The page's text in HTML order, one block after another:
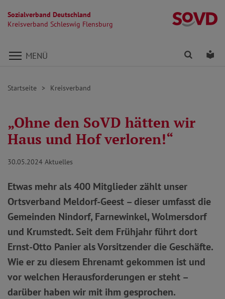
Sozialverband Deutschland
Kreisverband Schleswig Flensburg
Direkt zu den Inhalten springen
MENÜ Finden
Startseite Kreisverband
„Ohne den SoVD hätten wir
Haus und Hof verloren!“
30.05.2024 Aktuelles
Etwas mehr als 400 Mitglieder zählt unser
Ortsverband Meldorf-Geest – dieser umfasst die
Gemeinden Nindorf, Farnewinkel, Wolmersdorf
und Krumstedt. Seit dem Frühjahr führt dort
Ernst-Otto Panier als Vorsitzender die Geschäfte.
Wie er zu diesem Ehrenamt gekommen ist und
vor welchen Herausforderungen er steht –
darüber haben wir mit ihm gesprochen.